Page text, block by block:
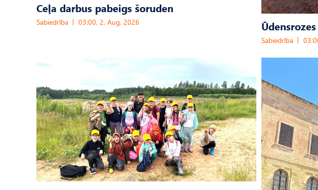
Ceļa darbus pabeigs šoruden
Sabiedrība 03:00, 2. Aug, 2026
Sabiedrība